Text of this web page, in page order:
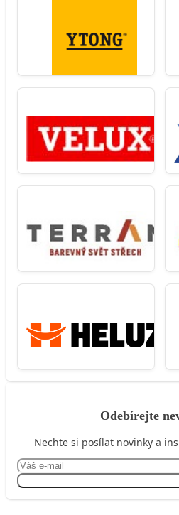
Odebírejte
Nechte si posílat novinky a